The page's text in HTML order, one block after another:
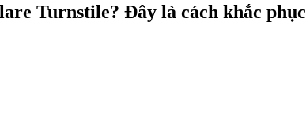
Turnstile? Đây là cách khắc phục